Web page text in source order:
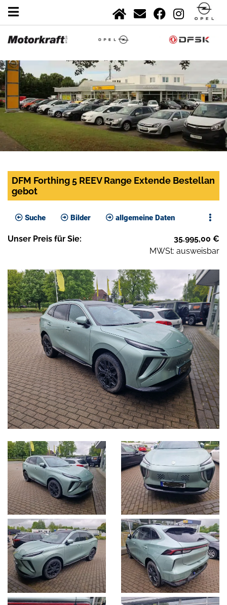
DFM Forthing 5 REEV Range Extende Bestellan
gebot
Suche Bilder allgemeine Daten
Unser Preis für Sie: 35.995,00 €
MWSt: ausweisbar